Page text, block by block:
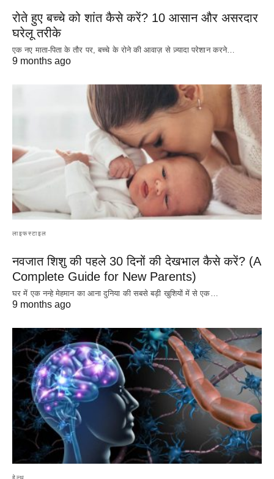
रोते हुए बच्चे को शांत कैसे करें? 10 आसान और असरदार
घरेलू तरीके
एक नए माता-पिता के तौर पर, बच्चे के रोने की आवाज़ से ज़्यादा परेशान करने…
9 months ago
लाइफस्टाइल
नवजात शिशु की पहले 30 दिनों की देखभाल कैसे करें? (A
Complete Guide for New Parents)
घर में एक नन्हे मेहमान का आना दुनिया की सबसे बड़ी खुशियों में से एक…
9 months ago
हेल्थ